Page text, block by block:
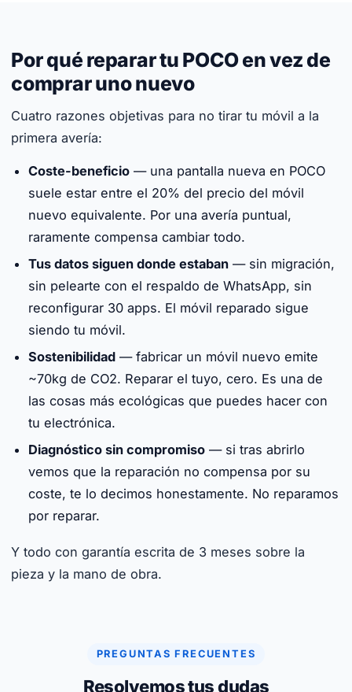
Por qué reparar tu POCO en vez de
comprar uno nuevo
Cuatro razones objetivas para no tirar tu móvil a la
primera avería:
Coste-beneficio — una pantalla nueva en POCO
suele estar entre el 20% del precio del móvil
nuevo equivalente. Por una avería puntual,
raramente compensa cambiar todo.
Tus datos siguen donde estaban — sin migración,
sin pelearte con el respaldo de WhatsApp, sin
reconfigurar 30 apps. El móvil reparado sigue
siendo tu móvil.
Sostenibilidad — fabricar un móvil nuevo emite
~70kg de CO2. Reparar el tuyo, cero. Es una de
las cosas más ecológicas que puedes hacer con
tu electrónica.
Diagnóstico sin compromiso — si tras abrirlo
vemos que la reparación no compensa por su
coste, te lo decimos honestamente. No reparamos
por reparar.
Y todo con garantía escrita de 3 meses sobre la
pieza y la mano de obra.
PREGUNTAS FRECUENTES
Resolvemos tus dudas